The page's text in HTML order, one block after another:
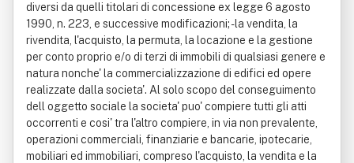
diversi da quelli titolari di concessione ex legge 6 agosto
1990, n. 223, e successive modificazioni; - la vendita, la
rivendita, l'acquisto, la permuta, la locazione e la gestione
per conto proprio e/o di terzi di immobili di qualsiasi genere e
natura nonche' la commercializzazione di edifici ed opere
realizzate dalla societa'. Al solo scopo del conseguimento
dell oggetto sociale la societa' puo' compiere tutti gli atti
occorrenti e cosi' tra l'altro compiere, in via non prevalente,
operazioni commerciali, finanziarie e bancarie, ipotecarie,
mobiliari ed immobiliari, compreso l'acquisto, la vendita e la